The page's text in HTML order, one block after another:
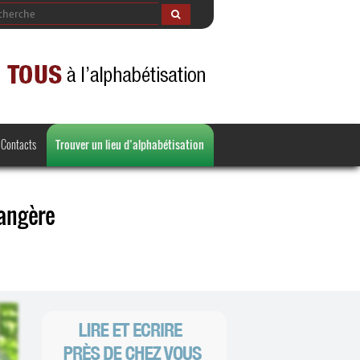
Contacts Trouver un lieu d’alphabétisation